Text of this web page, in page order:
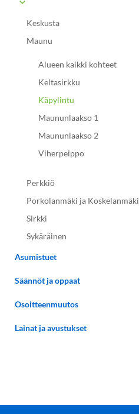
Keskusta
Maunu
Alueen kaikki kohteet
Keltasirkku
Käpylintu
Maununlaakso 1
Maununlaakso 2
Viherpeippo
Perkkiö
Porkolanmäki ja Koskelanmäki
Sirkki
Sykäräinen
Asumistuet
Säännöt ja oppaat
Osoitteenmuutos
Lainat ja avustukset